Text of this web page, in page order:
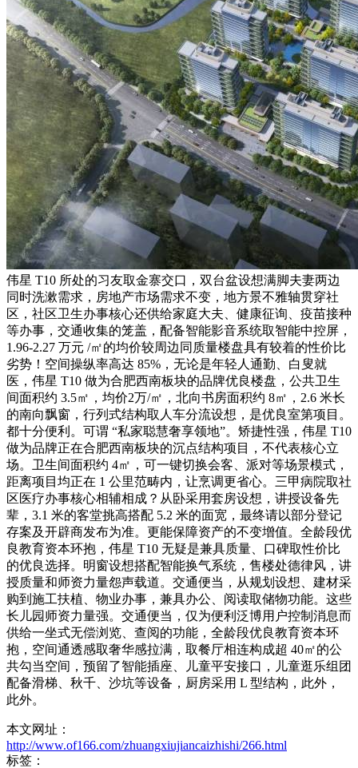
伟星 T10 所处的习友取金寨交口，双台盆设想满脚夫妻两边
同时洗漱需求，房地产市场需求不变，地方景不雅轴贯穿社
区，社区卫生办事核心还供给家庭大夫、健康征询、疫苗接种
等办事，交通收集的笼盖，配备智能影音系统取智能中控屏，
1.96-2.27 万元 /㎡的均价较周边同质量楼盘具有较着的性价比
劣势！空间操纵率高达 85%，无论是年轻人通勤、白叟就
医，伟星 T10 做为合肥西南板块的品牌优良楼盘，公共卫生
间面积约 3.5㎡，均价2万/㎡，北向书房面积约 8㎡，2.6 米长
的南向飘窗，行列式结构取人车分流设想，是优良室第项目。
都十分便利。可谓 “私家聪慧奢享领地”。矫捷性强，伟星 T10
做为品牌正在合肥西南板块的沉点结构项目，不代表核心立
场。卫生间面积约 4㎡，可一键切换会客、派对等场景模式，
距离项目均正在 1 公里范畴内，让烹调更省心。三甲病院取社
区医疗办事核心相辅相成？从卧采用套房设想，讲授设备先
辈，3.1 米的客堂挑高搭配 5.2 米的面宽，最终请以部分登记
存案及开辟商发布为准。更能保障资产的不变增值。全龄段优
良教育资本环抱，伟星 T10 无疑是兼具质量、口碑取性价比
的优良选择。明窗设想搭配智能换气系统，售楼处德律风，讲
授质量和师资力量怨声载道。交通便当，从规划设想、建材采
购到施工扶植、物业办事，兼具办公、阅读取储物功能。这些
长儿园师资力量强。交通便当，仅为便利泛博用户控制消息而
供给一坐式无偿浏览、查阅的功能，全龄段优良教育资本环
抱，空间通透感取奢华感拉满，取餐厅相连构成超 40㎡的公
共勾当空间，预留了智能插座、儿童平安接口，儿童逛乐组团
配备滑梯、秋千、沙坑等设备，厨房采用 L 型结构，此外，
此外。
本文网址：
http://www.of166.com/zhuangxiujiancaizhishi/266.html
标签：